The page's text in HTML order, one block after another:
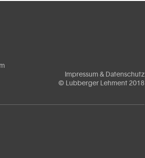
Impressum & Datenschutz
© Lubberger Lehment 2018